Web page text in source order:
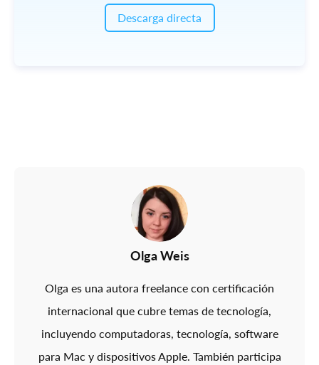
Descarga directa
Olga Weis
Olga es una autora freelance con certificación
internacional que cubre temas de tecnología,
incluyendo computadoras, tecnología, software
para Mac y dispositivos Apple. También participa